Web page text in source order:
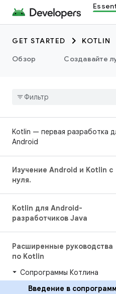
GET STARTED
KOTLIN
Обзор
Создавайте
Kotlin — первая разработка
Android
Изучение Android и Kotlin с
нуля.
Kotlin для Android-
разработчиков Java
Расширенные руководства
по Kotlin
Сопрограммы Котлина
Введение в